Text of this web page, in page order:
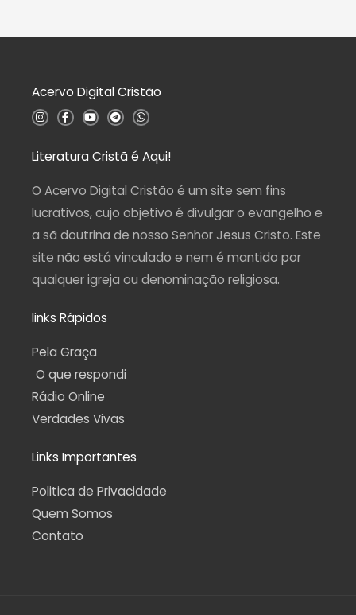
ç
e
5
Acervo Digital Cristão
I
n
a
g
a
m
F
a
b
o
k
-
f
Y
o
u
b
T
e
g
r
m
W
h
s
a
p
Literatura Cristã é Aqui!
O Acervo Digital Cristão é um site sem fins
lucrativos, cujo objetivo é divulgar o evangelho e
a sã doutrina de nosso Senhor Jesus Cristo. Este
site não está vinculado e nem é mantido por
qualquer igreja ou denominação religiosa.
links Rápidos
Pela Graça
O que respondi
Rádio Online
Verdades Vivas
Links Importantes
Politica de Privacidade
Quem Somos
Contato